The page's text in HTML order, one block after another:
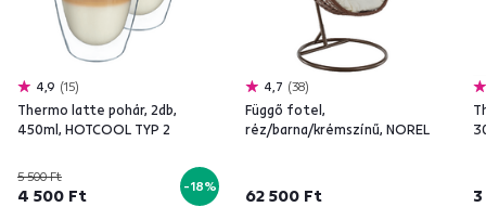
4,9 15
Thermo latte pohár, 2db,
450ml, HOTCOOL TYP 2
5 500 Ft
4 500 Ft -18%
4,7 38
Függő fotel,
réz/barna/krémszínű, NOREL
62 500 Ft